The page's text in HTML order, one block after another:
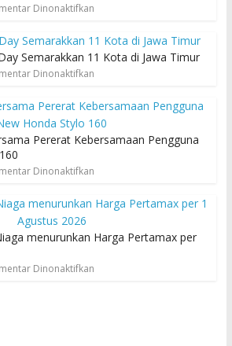
Dinonaktifkan
Semarakkan 11 Kota di Jawa Timur
Dinonaktifkan
Pererat Kebersamaan Pengguna
Dinonaktifkan
menurunkan Harga Pertamax per
Dinonaktifkan